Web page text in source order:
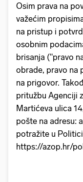
Osim prava na
važećim
na pristup i
osobnim
brisanja ("pravo
obrade, pravo na
na prigovor.
pritužbu Agenciji
Martićeva ulica
pošte na adresu:
potražite u
https://azop.hr/